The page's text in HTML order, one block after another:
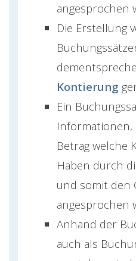
angesprochen
Die Erstellung
Kontierung
Ein
Informationen,
Betrag welche
Haben durch
und somit den
angesprochen
Anhand der
auch als